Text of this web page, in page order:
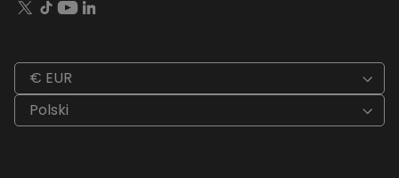
€ EUR
Polski